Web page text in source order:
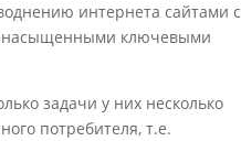
интернета сайтами с
ключевыми
задачи у них несколько
потребителя, т.е.